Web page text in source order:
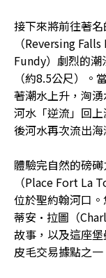
接下來將前往著
（Reversing
Fundy）劇烈的潮
（約8.5公尺）
著潮水上升，洶
河水「逆流」回
後河水再次流出海
體驗完自然的磅
（Place Fort La
位於聖約翰河口
蒂安·拉圖（
故事，以及這座
皮毛交易據點之一